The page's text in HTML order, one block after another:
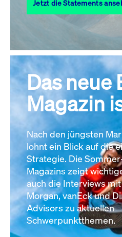
31
Alle
Jetzt die Statements
Das neue
Magazin
Nach den jüngsten
lohnt ein Blick auf die
Strategie. Die
Magazins zeigt
auch die Interviews mit
Morgan, vanEck und
Advisors zu aktuellen
Schwerpunktthemen.